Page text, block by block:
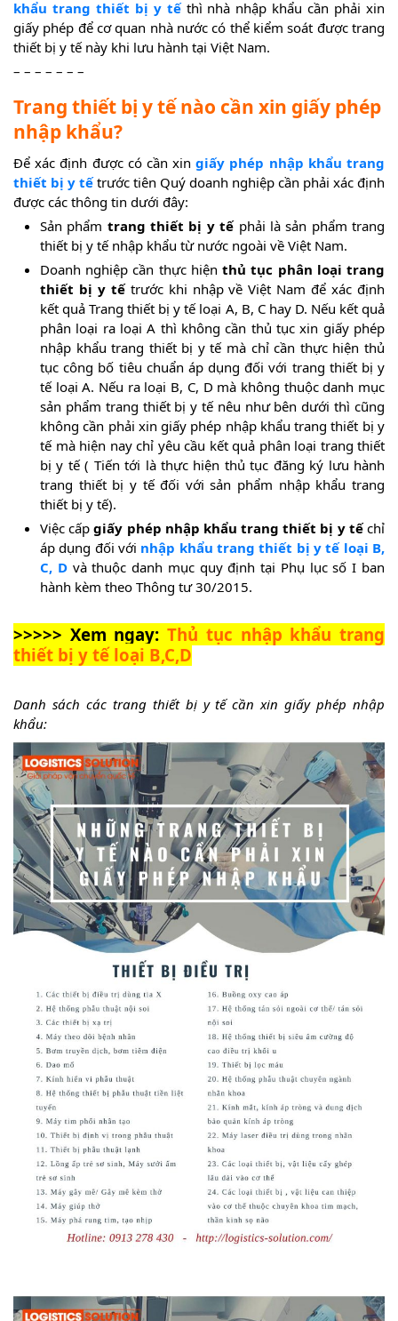
khẩu trang thiết bị y tếthì nhà nhập khẩu cần phải xin
giấy phép để cơ quan nhà nước có thể kiểm soát được trang
thiết bị y tế này khi lưu hành tại Việt Nam.
– – – – – – –
Trang thiết bị y tế nào cần xin giấy phép
nhập khẩu?
Để xác định được có cần xingiấy phép nhập khẩu trang
thiết bị y tếtrước tiên Quý doanh nghiệp cần phải xác định
được các thông tin dưới đây:
Sản phẩm trang thiết bị y tếphải là sản phẩm trang
thiết bị y tế nhập khẩu từ nước ngoài về Việt Nam.
Doanh nghiệp cần thực hiệnthủ tục phân loại trang
thiết bị y tếtrước khi nhập về Việt Nam để xác định
kết quả Trang thiết bị y tế loại A, B, C hay D. Nếu kết quả
phân loại ra loại A thì không cần thủ tục xin giấy phép
nhập khẩu trang thiết bị y tế mà chỉ cần thực hiện thủ
tục công bố tiêu chuẩn áp dụng đối với trang thiết bị y
tế loại A. Nếu ra loại B, C, D mà không thuộc danh mục
sản phẩm trang thiết bị y tế nêu như bên dưới thì cũng
không cần phải xin giấy phép nhập khẩu trang thiết bị y
tế mà hiện nay chỉ yêu cầu kết quả phân loại trang thiết
bị y tế ( Tiến tới là thực hiện thủ tục đăng ký lưu hành
trang thiết bị y tế đối với sản phẩm nhập khẩu trang
thiết bị y tế).
Việc cấpgiấy phép nhập khẩu trang thiết bị y tếchỉ
áp dụng đối với nhập khẩu trang thiết bị y tế loại B,
C, Dvà thuộc danh mục quy định tại Phụ lục số I ban
hành kèm theo Thông tư 30/2015.
>>>>> Xem ngay:Thủ tục nhập khẩu trang
thiết bị y tế loại B,C,D
Danh sách các trang thiết bị y tế cần xin giấy phép nhập
khẩu: